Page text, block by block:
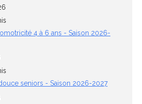
4 à 6 ans - Saison 2026-
seniors - Saison 2026-2027